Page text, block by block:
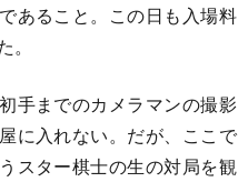
あること。この日も入場料
手までのカメラマンの撮影
に入れない。だが、ここで
スター棋士の生の対局を観